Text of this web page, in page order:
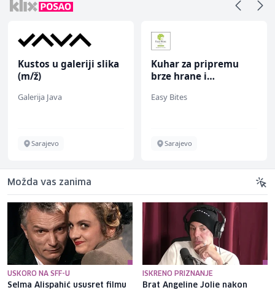
Kustos u galeriji slika
(m/ž)
Galerija Java
Sarajevo
Kuhar za pripremu
brze hrane i
ž)
Easy Bites
Sarajevo
Možda vas zanima
USKORO NA SFF-U
Selma Alispahić ususret filmu
ISKRENO PRIZNANJE
Brat Angeline Jolie nakon